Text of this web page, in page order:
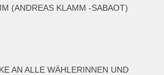
(ANDREAS KLAMM -SABAOT)
AN ALLE WÄHLERINNEN UND